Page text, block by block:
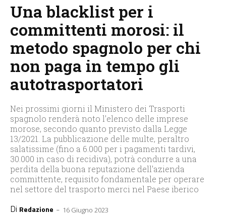
Una blacklist per i
committenti morosi: il
metodo spagnolo per chi
non paga in tempo gli
autotrasportatori
Nei prossimi giorni il Ministero dei Trasporti
spagnolo renderà noto l'elenco delle imprese
morose, secondo quanto previsto dalla Legge
13/2021. La pubblicazione delle multe, peraltro
salatissime (fino a 6.000 per i pagamenti tardivi,
30.000 in caso di recidiva), potrà condurre a una
perdita della buona reputazione dell'azienda
committente, requisito fondamentale per operare
nel settore del trasporto merci nel Paese iberico
Di Redazione - 16 Giugno 2023